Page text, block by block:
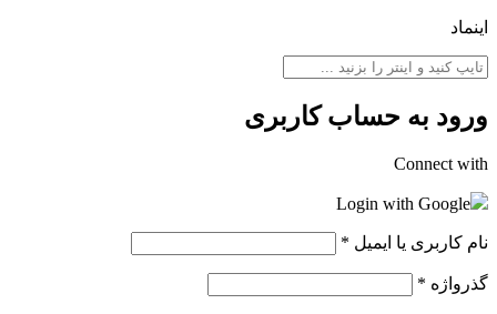
اینماد
ورود به حساب کاربری
Connect with
Login with Google
نام کاربری یا ایمیل *
گذرواژه *